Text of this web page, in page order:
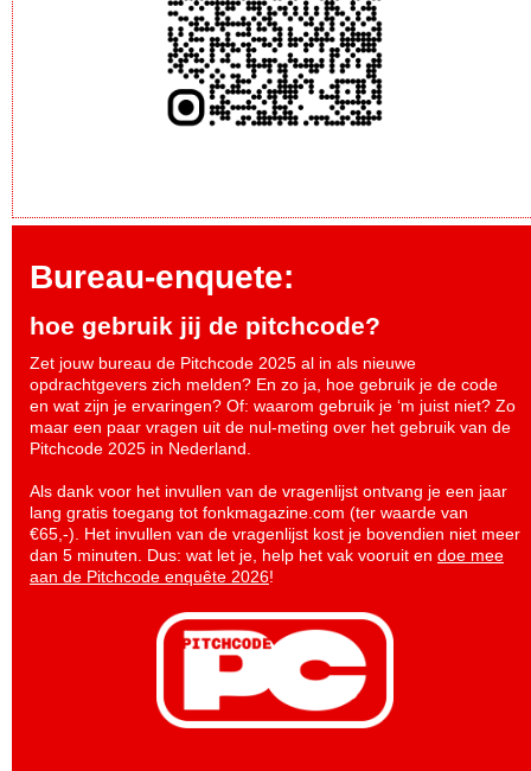
Bureau-enquete:
hoe gebruik jij de pitchcode?
Zet jouw bureau de Pitchcode 2025 al in als nieuwe
opdrachtgevers zich melden? En zo ja, hoe gebruik je de code
en wat zijn je ervaringen? Of: waarom gebruik je ‘m juist niet? Zo
maar een paar vragen uit de nul-meting over het gebruik van de
Pitchcode 2025 in Nederland.
Als dank voor het invullen van de vragenlijst ontvang je een jaar
lang gratis toegang tot fonkmagazine.com (ter waarde van
€65,-). Het invullen van de vragenlijst kost je bovendien niet meer
dan 5 minuten. Dus: wat let je, help het vak vooruit en doe mee
aan de Pitchcode enquête 2026!